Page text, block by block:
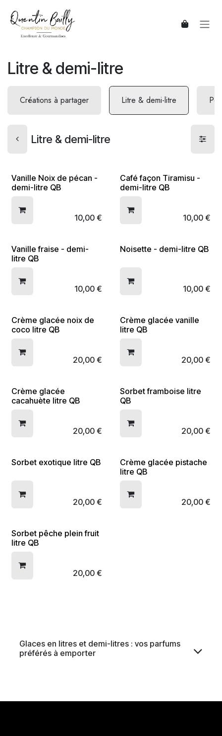
Litre & demi-litre
Créations à partager Litre & demi-litre
Litre & demi-litre
Vanille Noix de pécan -
demi-litre QB
10,00 €
Café façon Tiramisu -
demi-litre QB
10,00 €
Vanille fraise - demi-
litre QB
10,00 €
Noisette - demi-litre QB
10,00 €
Crème glacée noix de
coco litre QB
20,00 €
Crème glacée vanille
litre QB
20,00 €
Crème glacée
cacahuète litre QB
20,00 €
Sorbet framboise litre
QB
20,00 €
Sorbet exotique litre QB
20,00 €
Crème glacée pistache
litre QB
20,00 €
Sorbet pêche plein fruit
litre QB
20,00 €
Glaces en litres et demi-litres : vos parfums
préférés à emporter